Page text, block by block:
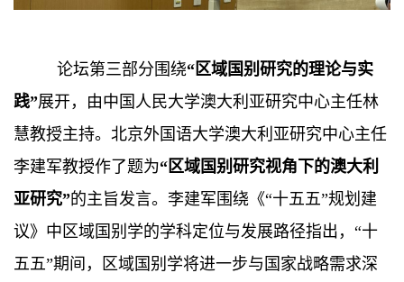
论坛第三部分围绕“区域国别研究的理论与实
践”展开，由中国人民大学澳大利亚研究中心主任林
慧教授主持。北京外国语大学澳大利亚研究中心主任
李建军教授作了题为“区域国别研究视角下的澳大利
亚研究”的主旨发言。李建军围绕《“十五五”规划建
议》中区域国别学的学科定位与发展路径指出，“十
五五”期间，区域国别学将进一步与国家战略需求深